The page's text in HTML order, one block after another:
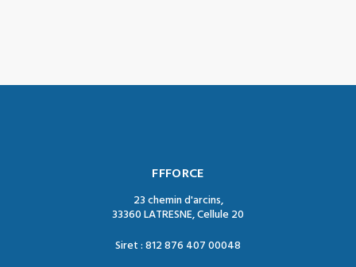
FFFORCE
23 chemin d'arcins,
33360 LATRESNE, Cellule 20
Siret : 812 876 407 00048